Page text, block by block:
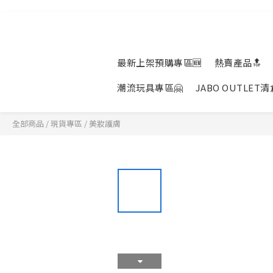
最新上架預購專區🆕
熱賣產品🔝
潮流玩具專區🤗
JABO OUTLET清
全部商品 /現貨專區 / 美妝護膚